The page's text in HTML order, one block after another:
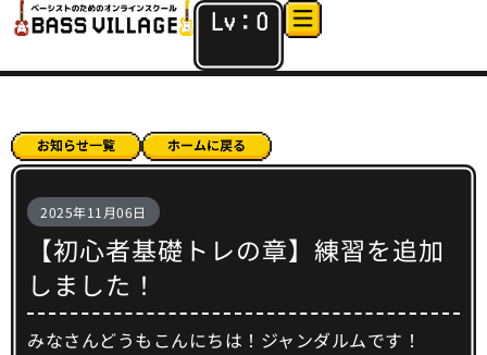
Lv： 0
2025年11月06日
【初心者基礎トレの章】練習を追加
しました！
みなさんどうもこんにちは！ジャンダルムです！